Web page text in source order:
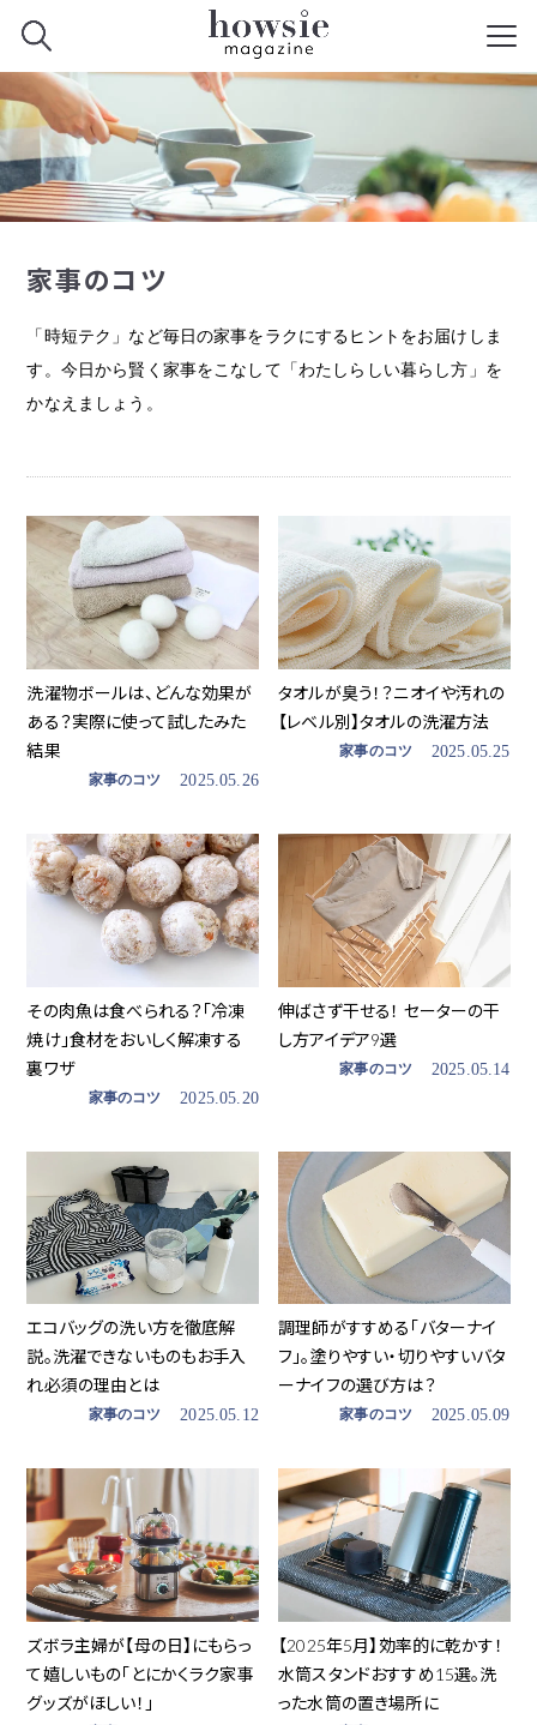
家事のコツ
「時短テク」など毎日の家事をラクにするヒントをお届けしま
す。今日から賢く家事をこなして「わたしらしい暮らし方」を
かなえましょう。
洗濯物ボールは、どんな効果が
ある？実際に使って試したみた
結果
家事のコツ 2025.05.26
タオルが臭う！？ニオイや汚れの
【レベル別】タオルの洗濯方法
家事のコツ 2025.05.25
その肉魚は食べられる？「冷凍
焼け」食材をおいしく解凍する
裏ワザ
家事のコツ 2025.05.20
伸ばさず干せる！ セーターの干
し方アイデア9選
家事のコツ 2025.05.14
エコバッグの洗い方を徹底解
説。洗濯できないものもお手入
れ必須の理由とは
家事のコツ 2025.05.12
調理師がすすめる「バターナイ
フ」。塗りやすい・切りやすいバタ
ーナイフの選び方は？
家事のコツ 2025.05.09
ズボラ主婦が【母の日】にもらっ
て嬉しいもの「とにかくラク家事
グッズがほしい！」
【2025年5月】効率的に乾かす！
水筒スタンドおすすめ15選。洗
った水筒の置き場所に